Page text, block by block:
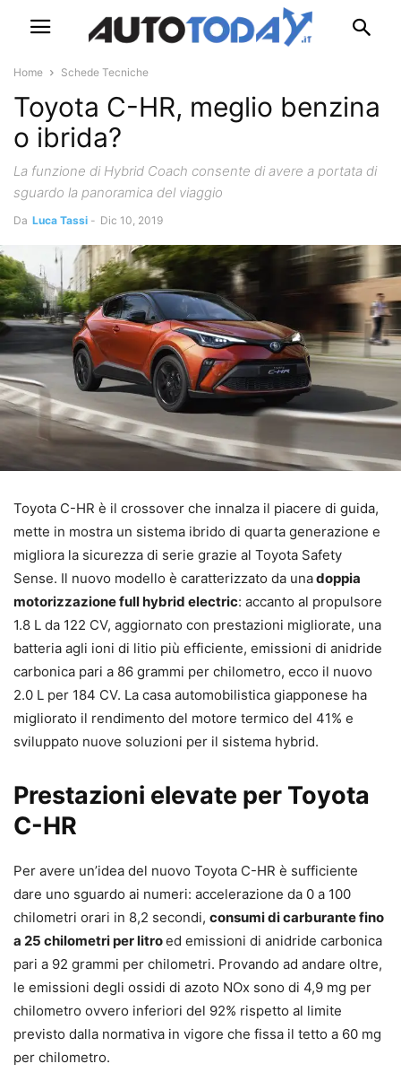
Home Schede Tecniche
Toyota C-HR, meglio benzina
o ibrida?
La funzione di Hybrid Coach consente di avere a portata di
sguardo la panoramica del viaggio
Da Luca Tassi - Dic 10, 2019
Toyota C-HR è il crossover che innalza il piacere di guida,
mette in mostra un sistema ibrido di quarta generazione e
migliora la sicurezza di serie grazie al Toyota Safety
Sense. Il nuovo modello è caratterizzato da unadoppia
motorizzazione full hybrid electric: accanto al propulsore
1.8 L da 122 CV, aggiornato con prestazioni migliorate, una
batteria agli ioni di litio più efficiente, emissioni di anidride
carbonica pari a 86 grammi per chilometro, ecco il nuovo
2.0 L per 184 CV. La casa automobilistica giapponese ha
migliorato il rendimento del motore termico del 41% e
sviluppato nuove soluzioni per il sistema hybrid.
Prestazioni elevate per Toyota
C-HR
Per avere un’idea del nuovo Toyota C-HR è sufficiente
dare uno sguardo ai numeri: accelerazione da 0 a 100
chilometri orari in 8,2 secondi, consumi di carburante fino
a 25 chilometri per litroed emissioni di anidride carbonica
pari a 92 grammi per chilometri. Provando ad andare oltre,
le emissioni degli ossidi di azoto NOx sono di 4,9 mg per
chilometro ovvero inferiori del 92% rispetto al limite
previsto dalla normativa in vigore che fissa il tetto a 60 mg
per chilometro.